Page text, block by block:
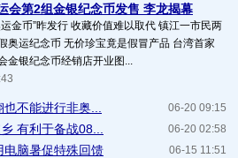
会第2组金银纪念币发售 李龙揭幕
金币”昨发行 收藏价值难以取代 镇江一市民两
奥运纪念币 无价珍宝竟是假冒产品 台湾首家
金银纪念币经销店开业图...
06-20 09:15
不能进行非奥...
06-20 02:58
有利于备战08...
06-15 11:51
脑暑促特殊回馈